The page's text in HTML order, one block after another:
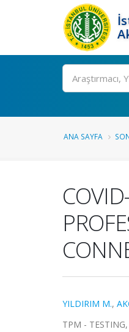
Ara
ANA SAYFA
YILDIRIM M.,
TPM -